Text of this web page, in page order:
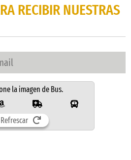
RECIBIR NUESTRAS
la imagen de Bus.
Refrescar